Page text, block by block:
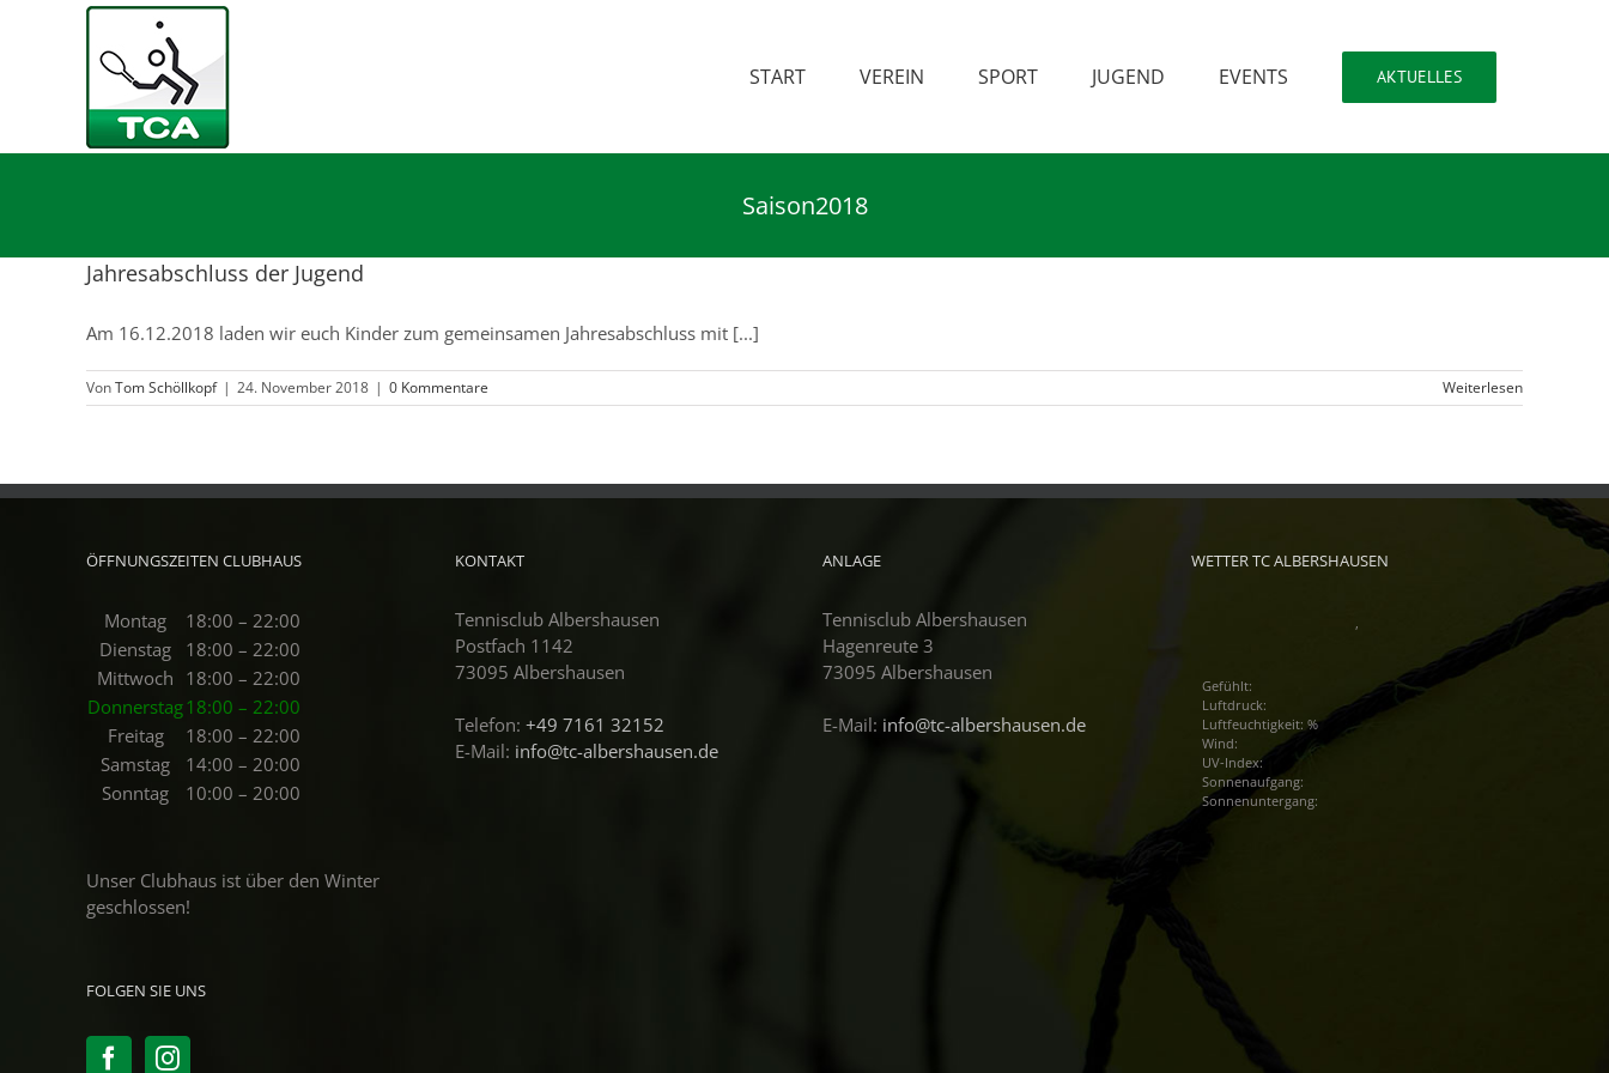
START VEREIN SPORT JUGEND EVENTS AKTUELLES
Saison2018
Jahresabschluss der Jugend
Am 16.12.2018 laden wir euch Kinder zum gemeinsamen Jahresabschluss mit [...]
VonTom Schöllkopf | 24. November 2018 | 0 Kommentare Weiterlesen
ÖFFNUNGSZEITEN CLUBHAUS
Montag
18:00 – 22:00
Dienstag
18:00 – 22:00
Mittwoch 18:00 – 22:00
Donnerstag18:00 – 22:00
Freitag
18:00 – 22:00
Samstag
14:00 – 20:00
Sonntag
10:00 – 20:00
Unser Clubhaus ist über den Winter
geschlossen!
FOLGEN SIE UNS
KONTAKT
Tennisclub Albershausen
Postfach 1142
73095 Albershausen
Telefon: +49 7161 32152
E-Mail: info@tc-albershausen.de
ANLAGE
Tennisclub Albershausen
Hagenreute 3
73095 Albershausen
E-Mail: info@tc-albershausen.de
WETTER TC ALBERSHAUSEN
,
Gefühlt:
Luftdruck:
Luftfeuchtigkeit: %
Wind:
UV-Index:
Sonnenaufgang:
Sonnenuntergang: